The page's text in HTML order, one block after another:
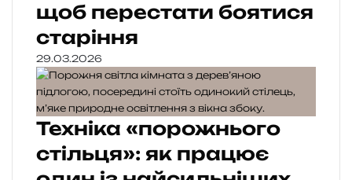
щоб перестати боятися
старіння
29.03.2026
Техніка «порожнього
стільця»: як працює